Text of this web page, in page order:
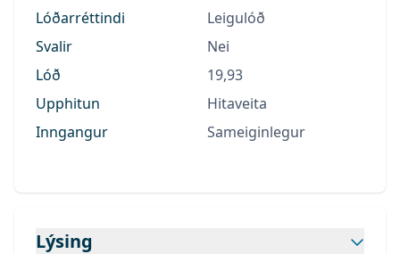
Lóðarréttindi
Leigulóð
Svalir
Nei
Lóð
19,93
Upphitun
Hitaveita
Inngangur
Sameiginlegur
Lýsing